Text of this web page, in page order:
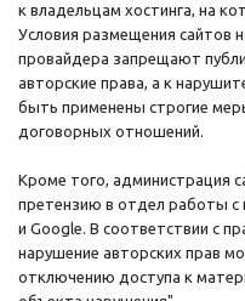
к владельцам хостинга, на
Условия размещения сайтов
провайдера запрещают
авторские права, а к
быть применены строгие
договорных отношений.
Кроме того, администрация
претензию в отдел работы с
и Google. В соответствии с
нарушение авторских прав
отключению доступа к